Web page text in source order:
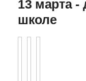
13 марта -
школе